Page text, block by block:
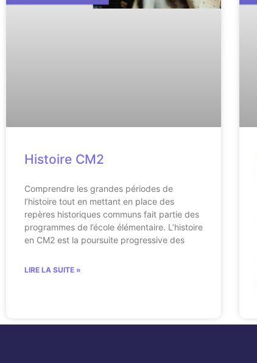
Histoire CM2
Comprendre les grandes périodes de
l’histoire tout en mettant en place des
repères historiques communs fait partie des
programmes de l’école élémentaire. L’histoire
en CM2 est la poursuite progressive des
LIRE LA SUITE »